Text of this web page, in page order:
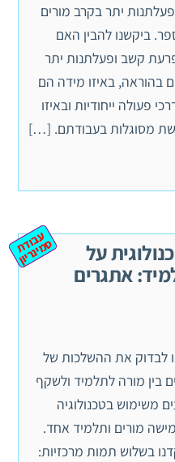
יתר בקרב מורים
ביקשנו להבין האם
קשב ופעלתנות יתר
בהוראה, באיזו מידה הם
פעולה ייחודיות ובאיזו
מסוגלות בעבודתם. […]
על
אתגרים
ע
ב
וד
ת
ס
מ
ינ
ר
יון
לבדוק את ההשלכות של
בין מורה לתלמיד ולשקף
משימוש בטכנולוגיה
מורים ותלמיד אחד.
בשלוש תמות מרכזיות: